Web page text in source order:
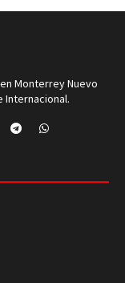
Monterrey Nuevo
Internacional.